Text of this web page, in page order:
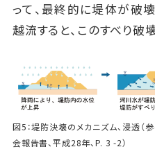
って、最終的に堤体が破
越流すると、このすべり破
図5：堤防決壊のメカニズム、浸透（
会報告書、平成28年、P. 3 -2）